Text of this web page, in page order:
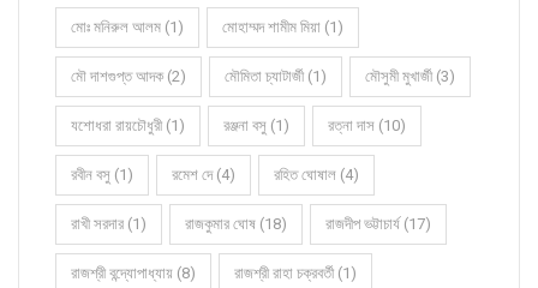
মোঃ মনিরুল আলম (1) মোহাম্মদ শামীম মিয়া (1)
মৌ দাশগুপ্ত আদক (2) মৌমিতা চ্যাটার্জী (1) মৌসুমী মুখার্জী (3)
যশোধরা রায়চৌধুরী (1) রঞ্জনা বসু (1) রত্না দাস (10)
রবীন বসু (1) রমেশ দে (4) রহিত ঘোষাল (4)
রাখী সরদার (1) রাজকুমার ঘোষ (18) রাজদীপ ভট্টাচার্য (17)
রাজশ্রী বন্দ্যোপাধ্যায় (8) রাজশ্রী রাহা চক্রবর্তী (1)